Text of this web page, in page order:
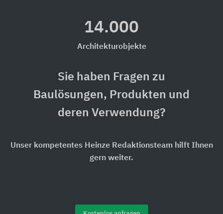
14.000
Architekturobjekte
Sie haben Fragen zu
Baulösungen, Produkten und
deren Verwendung?
Unser kompetentes Heinze Redaktionsteam hilft Ihnen
gern weiter.